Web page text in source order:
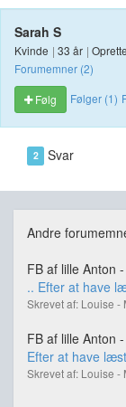
Sarah S
Kvinde | 33 år |
Forumemner (2)
Følg
Følger (1)
2 Svar
Andre
FB af lille Anton
.. Efter at have
Skrevet af: Louise -
FB af lille Anton
Efter at have
Skrevet af: Louise -